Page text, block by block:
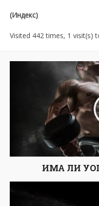
(Индекс)
Visited 442 times, 1 visit(s)
ИМА ЛИ